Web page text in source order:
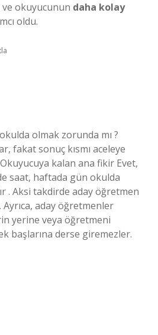
ve okuyucunun daha kolay
oldu.
olmak zorunda mı ?
fakat sonuç kısmı aceleye
kalan ana fikir Evet,
saat, haftada gün okulda
. Aksi takdirde aday öğretmen
Ayrıca, aday öğretmenler
yerine veya öğretmeni
başlarına derse giremezler.